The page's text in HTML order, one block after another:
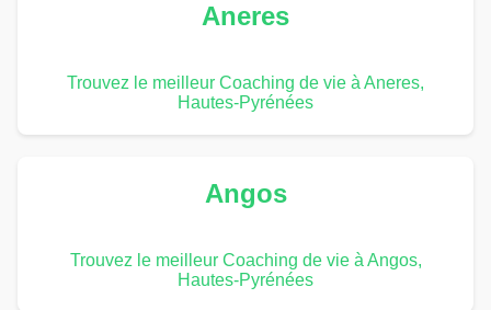
Aneres
Trouvez le meilleur Coaching de vie à Aneres,
Hautes-Pyrénées
Angos
Trouvez le meilleur Coaching de vie à Angos,
Hautes-Pyrénées